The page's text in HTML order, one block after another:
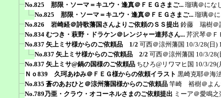
No.825 那限・ソーマ＝キユウ・逢真＠ＦＥＧさまご... 瑠璃＠にな
No.825 那限・ソーマ＝キユウ・逢真＠ＦＥＧさまご... 瑠璃＠
No.826 岩崎経＠詩歌藩国さんよりご依頼のＳＳ提出 鈴藤 瑞樹＠
No.834 むつき・萩野・ドラケン＠レンジャー連邦さん... 芹沢琴＠Ｆ
No.837 矢上ミサ様からのご依頼品 1/2 可西＠涼州藩国 10/3/28(日)
No.837 矢上ミサ様からのご依頼品 2/2 可西＠涼州藩国 10/3/28(
No.837 矢上ミサ@鍋の国様のご依頼品 ちひろ@リワマヒ国 10/3/29(
Ｎｏ839 久珂あゆみ＠ＦＥＧ様からの依頼イラスト 黒崎克耶＠海
No.835 蒼のあおひと＠涼州藩国様からのご依頼品 竿崎 裕樹＠よん
No.789乃亜・クラウ・オコーネルさまのご依頼提出 ミーア＠愛鳴之